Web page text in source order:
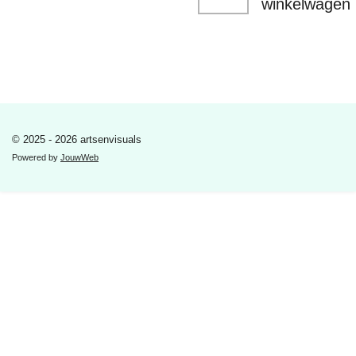
winkelwagen
© 2025 - 2026 artsenvisuals
Powered by JouwWeb